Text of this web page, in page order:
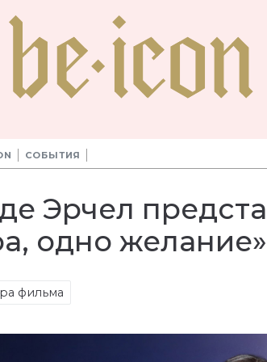
СОБЫТИЯ
Эрчел
одно
фильма